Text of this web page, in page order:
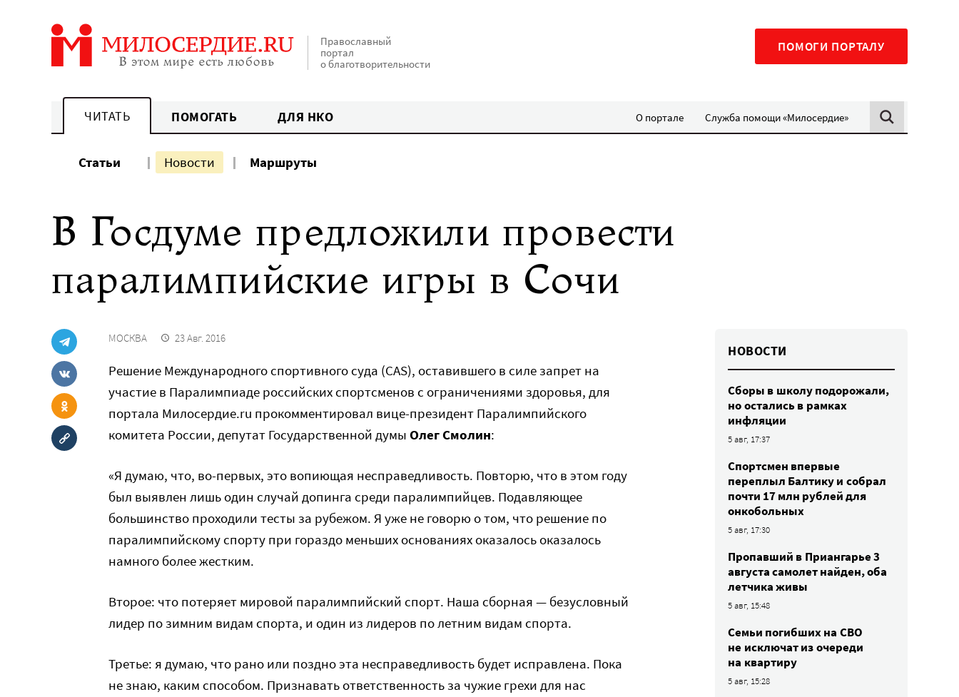
Православный
портал
о благотворительности
ПОМОГИ ПОРТАЛУ
ЧИТАТЬ ПОМОГАТЬ ДЛЯ НКО О портале Служба помощи «Милосердие»
Статьи Новости Маршруты
В Госдуме предложили провести
паралимпийские игры в Сочи
МОСКВА 23 Авг. 2016
Решение Международного спортивного суда (CAS), оставившего в силе запрет на
участие в Паралимпиаде российских спортсменов с ограничениями здоровья, для
портала Милосердие.ru прокомментировал вице-президент Паралимпийского
комитета России, депутат Государственной думы Олег Смолин:
«Я думаю, что, во-первых, это вопиющая несправедливость. Повторю, что в этом году
был выявлен лишь один случай допинга среди паралимпийцев. Подавляющее
большинство проходили тесты за рубежом. Я уже не говорю о том, что решение по
паралимпийскому спорту при гораздо меньших основаниях оказалось оказалось
намного более жестким.
Второе: что потеряет мировой паралимпийский спорт. Наша сборная — безусловный
лидер по зимним видам спорта, и один из лидеров по летним видам спорта.
Третье: я думаю, что рано или поздно эта несправедливость будет исправлена. Пока
не знаю, каким способом. Признавать ответственность за чужие грехи для нас
НОВОСТИ
Сборы в школу подорожали,
но остались в рамках
инфляции
5 авг, 17:37
Спортсмен впервые
переплыл Балтику и собрал
почти 17 млн рублей для
онкобольных
5 авг, 17:30
Пропавший в Приангарье 3
августа самолет найден, оба
летчика живы
5 авг, 15:48
Семьи погибших на СВО
не исключат из очереди
на квартиру
5 авг, 15:28